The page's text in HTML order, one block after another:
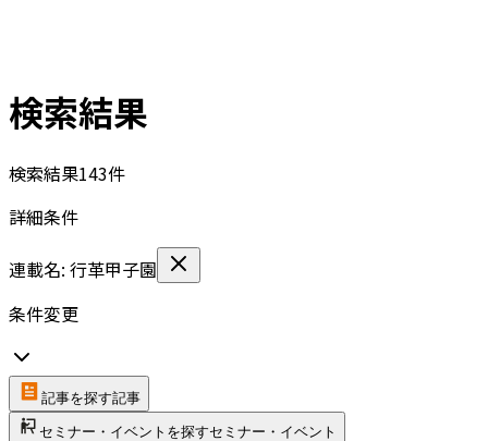
検索結果
検索結果143件
詳細条件
連載名: 行革甲子園
条件変更
記事を探す記事
セミナー・イベントを探すセミナー・イベント